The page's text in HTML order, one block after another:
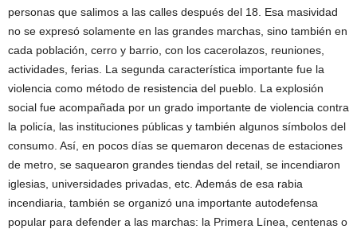
personas que salimos a las calles después del 18. Esa masividad
no se expresó solamente en las grandes marchas, sino también en
cada población, cerro y barrio, con los cacerolazos, reuniones,
actividades, ferias. La segunda característica importante fue la
violencia como método de resistencia del pueblo. La explosión
social fue acompañada por un grado importante de violencia contra
la policía, las instituciones públicas y también algunos símbolos del
consumo. Así, en pocos días se quemaron decenas de estaciones
de metro, se saquearon grandes tiendas del retail, se incendiaron
iglesias, universidades privadas, etc. Además de esa rabia
incendiaria, también se organizó una importante autodefensa
popular para defender a las marchas: la Primera Línea, centenas o